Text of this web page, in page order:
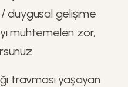
duygusal gelişime
muhtemelen zor,
travması yaşayan